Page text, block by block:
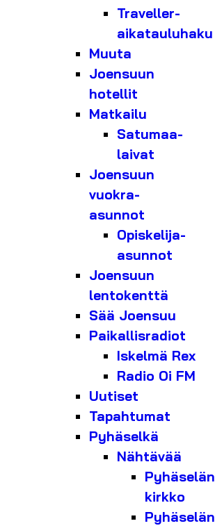
Traveller-
aikatauluhaku
Muuta
Joensuun
hotellit
Matkailu
Satumaa-
laivat
Joensuun
vuokra-
asunnot
Opiskelija-
asunnot
Joensuun
lentokenttä
Sää Joensuu
Paikallisradiot
Iskelmä Rex
Radio Oi FM
Uutiset
Tapahtumat
Pyhäselkä
Nähtävää
Pyhäselän
kirkko
Pyhäselän